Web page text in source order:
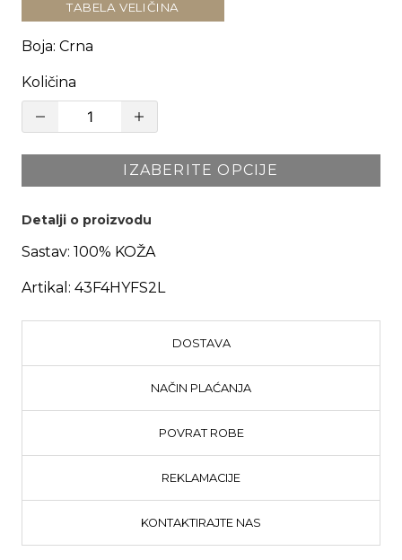
TABELA VELIČINA
Boja: Crna
Količina
IZABERITE OPCIJE
Detalji o proizvodu
Sastav: 100% KOŽA
Artikal: 43F4HYFS2L
DOSTAVA
NAČIN PLAĆANJA
POVRAT ROBE
REKLAMACIJE
KONTAKTIRAJTE NAS